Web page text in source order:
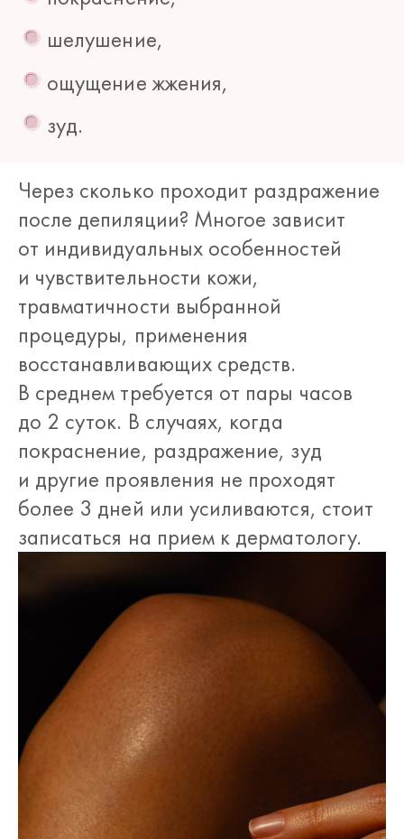
шелушение,
ощущение жжения,
зуд.
Через сколько проходит раздражение
после депиляции? Многое зависит
от индивидуальных особенностей
и чувствительности кожи,
травматичности выбранной
процедуры, применения
восстанавливающих средств.
В среднем требуется от пары часов
до 2 суток. В случаях, когда
покраснение, раздражение, зуд
и другие проявления не проходят
более 3 дней или усиливаются, стоит
записаться на прием к дерматологу.